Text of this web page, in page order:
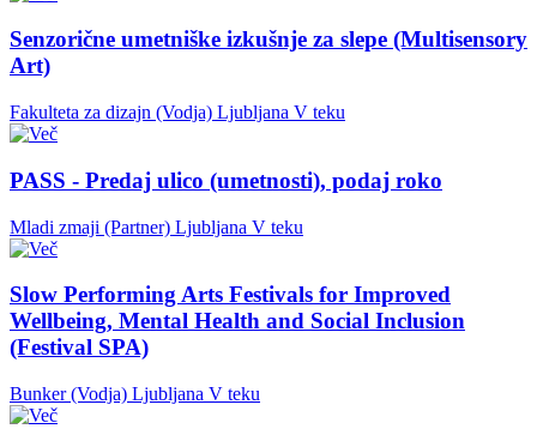
Senzorične umetniške izkušnje za slepe (Multisensory
Art)
Fakulteta za dizajn (Vodja) Ljubljana V teku
PASS - Predaj ulico (umetnosti), podaj roko
Mladi zmaji (Partner) Ljubljana V teku
Slow Performing Arts Festivals for Improved
Wellbeing, Mental Health and Social Inclusion
(Festival SPA)
Bunker (Vodja) Ljubljana V teku